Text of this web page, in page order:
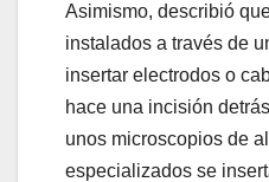
Asimismo, describió
instalados a través de
insertar electrodos o
hace una incisión
unos microscopios de
especializados se